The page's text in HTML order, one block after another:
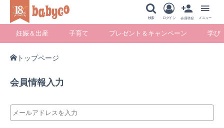
検索 ログイン 会員登録 メニュー
妊娠＆出産 子育て プレゼント＆キャンペーン 学び
トップページ
会員情報入力